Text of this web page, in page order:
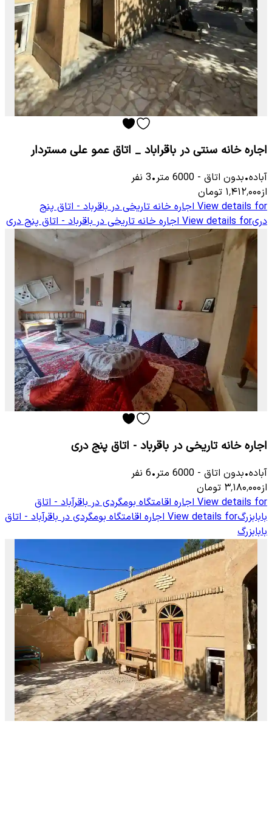
اجاره خانه سنتی در باقراباد _ اتاق عمو علی مستردار
آباده•بدون اتاق -
6000 متر•
3 نفر
از۱٬۴۱۲٬۰۰۰ تومان
View details for اجاره خانه تاریخی در باقرباد - اتاق پنج
دریView details for اجاره خانه تاریخی در باقرباد - اتاق پنج دری
اجاره خانه تاریخی در باقرباد - اتاق پنج دری
آباده•بدون اتاق -
6000 متر•
6 نفر
از۳٬۱۸۰٬۰۰۰ تومان
View details for اجاره اقامتگاه بومگردی در باقرآباد - اتاق
بابابزرگView details for اجاره اقامتگاه بومگردی در باقرآباد - اتاق
بابابزرگ